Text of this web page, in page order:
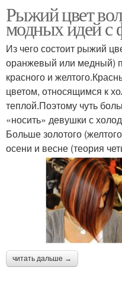
Рыжий цвет
модных идей с
Из чего состоит рыжий
оранжевый или медный)
красного и
цветом, относящимся к
теплой.Поэтому чуть
«носить» девушки с
Больше золотого
осени и весне (теория
читать дальше →